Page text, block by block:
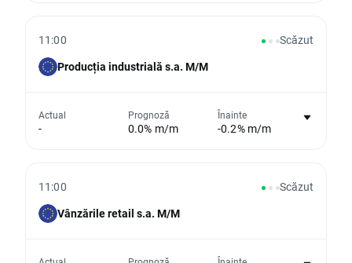
Nu există niciun grafic pentru acest
eveniment
11:00
Scăzut
Producția industrială s.a. M/M
Actual
-
Prognoză
0.0% m/m
Înainte
-0.2% m/m
Nu există niciun grafic pentru acest
11:00
Scăzut
Vânzările retail s.a. M/M